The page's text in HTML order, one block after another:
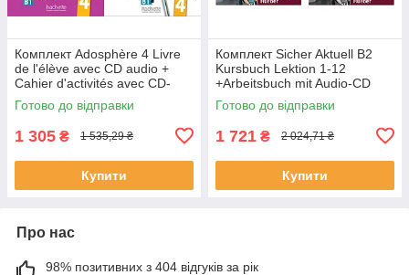
Комплект Adosphère 4 Livre
de l'élève avec CD audio +
Cahier d'activités avec CD-
ROM (оригинал)
Готово до відправки
1 305 ₴ 1 535,29 ₴
Купити
Комплект Sicher Aktuell B2
Kursbuch Lektion 1-12
+Arbeitsbuch mit Audio-CD
Lektion 1-12 (оригинал)
Готово до відправки
1 721 ₴ 2 024,71 ₴
Купити
Про нас
98% позитивних з 404 відгуків за рік